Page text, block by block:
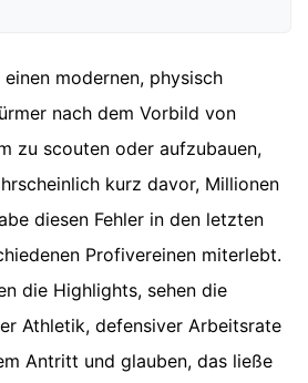
einen modernen, physisch
nach dem Vorbild von
zu scouten oder aufzubauen,
kurz davor, Millionen
diesen Fehler in den letzten
Profivereinen miterlebt.
die Highlights, sehen die
Athletik, defensiver Arbeitsrate
Antritt und glauben, das ließe